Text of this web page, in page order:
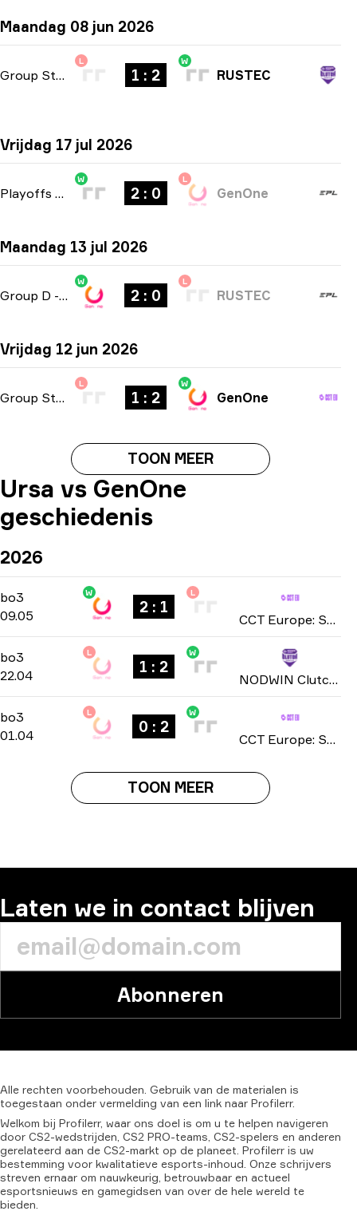
Maandag 08 jun 2026
Group Stage
L
1 : 2
W
RUSTEC
Vrijdag 17 jul 2026
Playoffs bo3
W
2 : 0
L
GenOne
Maandag 13 jul 2026
Group D - bo3
W
2 : 0
L
RUSTEC
Vrijdag 12 jun 2026
Group Stage
L
1 : 2
W
GenOne
TOON MEER
Ursa vs GenOne
geschiedenis
2026
bo3 Group Stage - bo3
09.05
W
2 : 1
L
CCT Europe: Series 1 2026
bo3 Group Stage - bo3
22.04
L
1 : 2
W
NODWIN Clutch Series: Season 7 2026
bo3 -bo3
01.04
L
0 : 2
W
CCT Europe: Series #19 season 3 2026
TOON MEER
Laten we in contact blijven
Abonneren
Alle rechten voorbehouden. Gebruik van de materialen is
toegestaan onder vermelding van een link naar Profilerr.
Welkom bij Profilerr, waar ons doel is om u te helpen navigeren
door CS2-wedstrijden, CS2 PRO-teams, CS2-spelers en anderen
gerelateerd aan de CS2-markt op de planeet. Profilerr is uw
bestemming voor kwalitatieve esports-inhoud. Onze schrijvers
streven ernaar om nauwkeurig, betrouwbaar en actueel
esportsnieuws en gamegidsen van over de hele wereld te
bieden.